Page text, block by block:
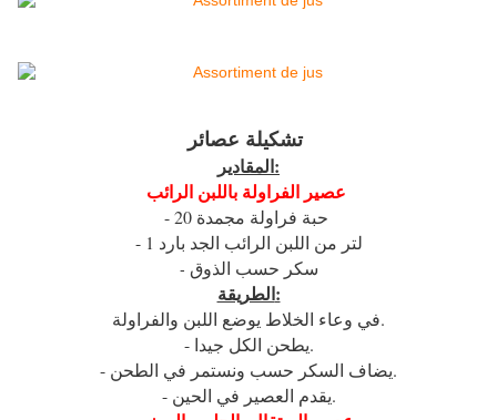
تشكيلة عصائر
المقادير:
- 1 لتر من اللبن الرائب الجد بارد
- سكر حسب الذوق
الطريقة:
في وعاء الخلاط يوضع اللبن والفراولة.
- يطحن الكل جيدا.
- يضاف السكر حسب ونستمر في الطحن.
- يقدم العصير في الحين.